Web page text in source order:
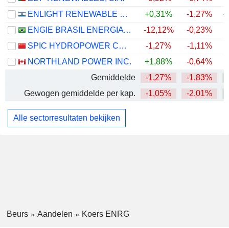
ENLIGHT RENEWABLE ENERGY LTD
+0,31% -1,27%
ENGIE BRASIL ENERGIA S.A.
-12,12% -0,23%
SPIC HYDROPOWER CO., LTD.
-1,27% -1,11%
NORTHLAND POWER INC.
+1,88% -0,64%
Gemiddelde
-1,27% -1,83%
Gewogen gemiddelde per kap.
-1,05% -2,01%
Alle sectorresultaten bekijken
Beurs Aandelen Koers ENRG